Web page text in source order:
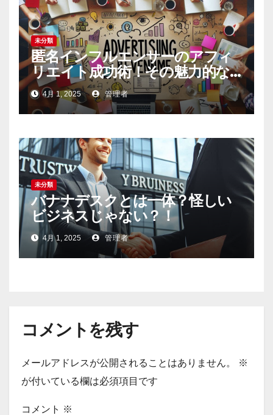
未分類
匿名インフルエンサーのアフィ
リエイト成功術！その魅力的な
内容の作り方とは
4月 1, 2025 管理者
未分類
バナナデスクとは一体？怪しい
ビジネスじゃない？！
4月 1, 2025 管理者
コメントを残す
メールアドレスが公開されることはありません。
※
が付いている欄は必須項目です
コメント ※